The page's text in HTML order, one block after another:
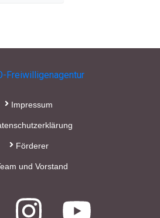
Impressum
Förderer
und Vorstand